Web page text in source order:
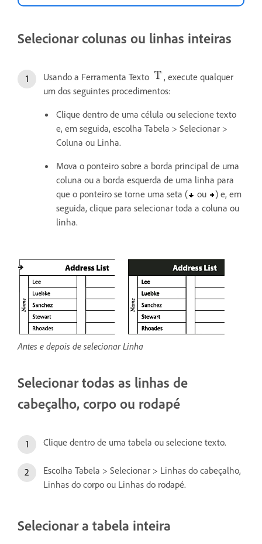
Selecionar colunas ou linhas inteiras
Usando a Ferramenta Texto
, execute qualquer
um dos seguintes procedimentos:
Clique dentro de uma célula ou selecione texto
e, em seguida, escolha Tabela > Selecionar >
Coluna ou Linha.
Mova o ponteiro sobre a borda principal de uma
coluna ou a borda esquerda de uma linha para
que o ponteiro se torne uma seta (
ou
) e, em
seguida, clique para selecionar toda a coluna ou
linha.
Antes e depois de selecionar Linha
Selecionar todas as linhas de
cabeçalho, corpo ou rodapé
Clique dentro de uma tabela ou selecione texto.
Escolha Tabela > Selecionar > Linhas do cabeçalho,
Linhas do corpo ou Linhas do rodapé.
Selecionar a tabela inteira